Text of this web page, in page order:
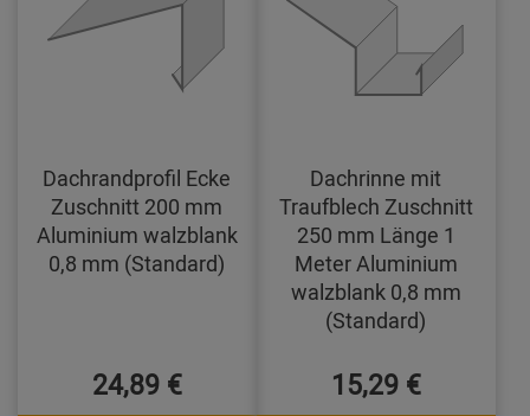
Dachrandprofil Ecke
Zuschnitt 200 mm
Aluminium walzblank
0,8 mm (Standard)
24,89 €
Dachrinne mit
Traufblech Zuschnitt
250 mm Länge 1
Meter Aluminium
walzblank 0,8 mm
(Standard)
15,29 €